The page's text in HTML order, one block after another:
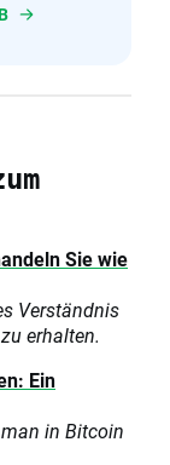
Sie wie
Verständnis
erhalten.
Ein
in Bitcoin